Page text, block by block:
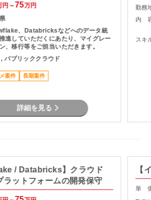
円～75万円
、Databricksなどへのデータ統
進していただくにあたり、マイグレー
、移行等をご担当いただきます。
パブリッククラウド
案件 長期案件
詳細を見る
勤務
内
スキ
/ Databricks】クラウド
ラットフォームの開発保守
【
単